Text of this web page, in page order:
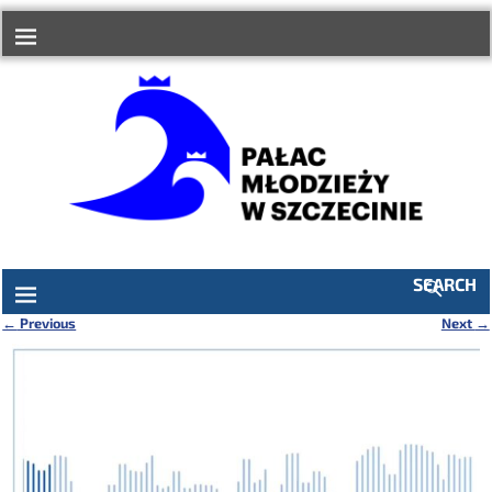
treści
SEARCH
Nawigacja
← Previous Next →